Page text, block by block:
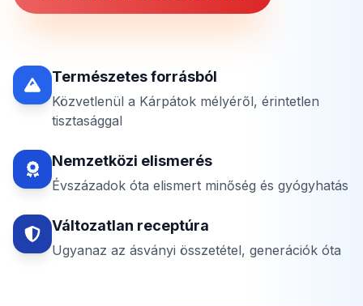
Természetes forrásból
Közvetlenül a Kárpátok mélyéről, érintetlen
tisztasággal
Nemzetközi elismerés
Évszázadok óta elismert minőség és gyógyhatás
Változatlan receptúra
Ugyanaz az ásványi összetétel, generációk óta